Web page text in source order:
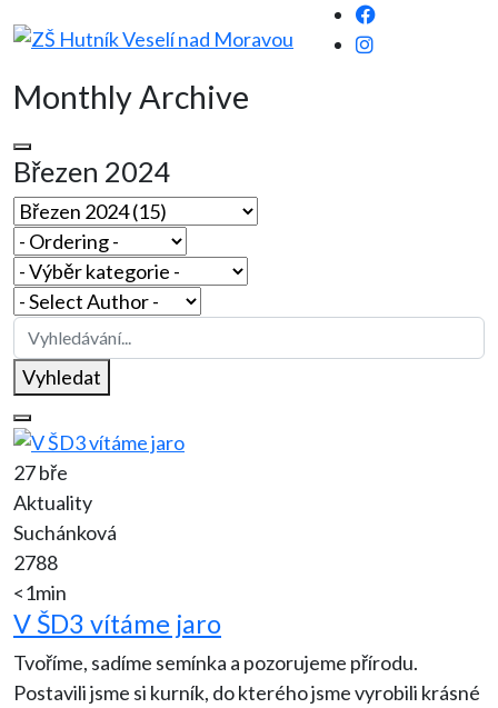
Monthly Archive
Březen 2024
Vyhledat
27 bře
Aktuality
Suchánková
2788
<1min
V ŠD3 vítáme jaro
Tvoříme, sadíme semínka a pozorujeme přírodu.
Postavili jsme si kurník, do kterého jsme vyrobili krásné